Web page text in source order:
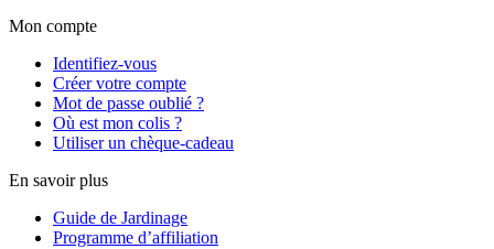
Mon compte
Identifiez-vous
Créer votre compte
Mot de passe oublié ?
Où est mon colis ?
Utiliser un chèque-cadeau
En savoir plus
Guide de Jardinage
Programme d’affiliation